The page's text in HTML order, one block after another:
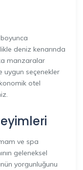
deniz kenarında
manzaralar
uygun seçenekler
otel
ve spa
geleneksel
yorgunluğunu